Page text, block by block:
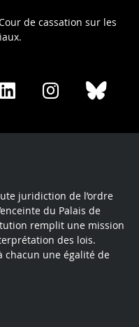
de cassation sur les
Share
LinkedIn
Share
Instagram
juridiction de l’ordre
du Palais de
remplit une mission
des lois.
chacun une égalité de